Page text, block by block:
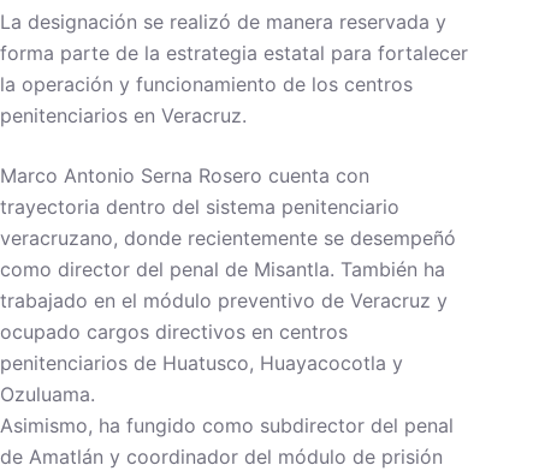
La designación se realizó de manera reservada y
forma parte de la estrategia estatal para fortalecer
la operación y funcionamiento de los centros
penitenciarios en Veracruz.
Marco Antonio Serna Rosero cuenta con
trayectoria dentro del sistema penitenciario
veracruzano, donde recientemente se desempeñó
como director del penal de Misantla. También ha
trabajado en el módulo preventivo de Veracruz y
ocupado cargos directivos en centros
penitenciarios de Huatusco, Huayacocotla y
Ozuluama.
Asimismo, ha fungido como subdirector del penal
de Amatlán y coordinador del módulo de prisión